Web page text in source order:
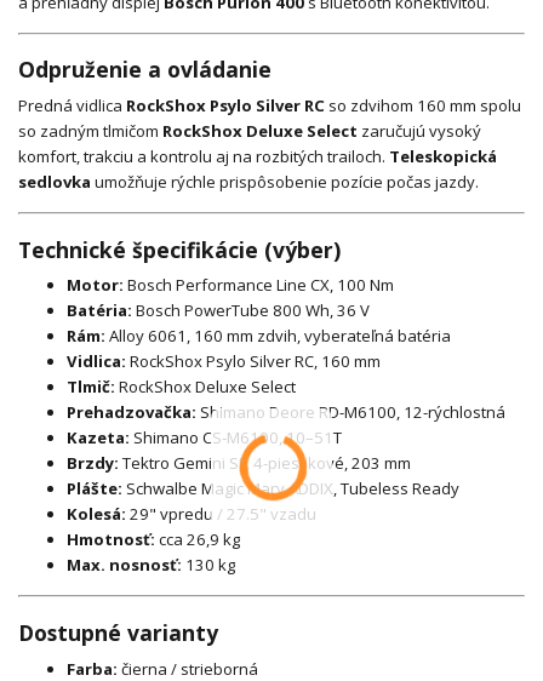
Odpruženie a ovládanie
Predná vidlica RockShox Psylo Silver RC so zdvihom 160 mm spolu
so zadným tlmičom RockShox Deluxe Select zaručujú vysoký
komfort, trakciu a kontrolu aj na rozbitých trailoch. Teleskopická
sedlovka umožňuje rýchle prispôsobenie pozície počas jazdy.
Technické špecifikácie (výber)
Motor: Bosch Performance Line CX, 100 Nm
Batéria: Bosch PowerTube 800 Wh, 36 V
Rám: Alloy 6061, 160 mm zdvih, vyberateľná batéria
Vidlica: RockShox Psylo Silver RC, 160 mm
Tlmič: RockShox Deluxe Select
Prehadzovačka: Shimano Deore RD-M6100, 12-rýchlostná
Kazeta: Shimano CS-M6100, 10–51T
Brzdy: Tektro Gemini SL, 4-piestikové, 203 mm
Plášte: Schwalbe Magic Mary ADDIX, Tubeless Ready
Kolesá: 29" vpredu / 27.5" vzadu
Hmotnosť: cca 26,9 kg
Max. nosnosť: 130 kg
Dostupné varianty
Farba: čierna / strieborná